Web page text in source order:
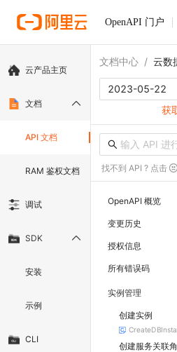
OpenAPI 门户
云产品主页
文档
API 文档
RAM 鉴权文档
调试
SDK
安装
示例
CLI
文档中心 / 云数
2023-05-22
获
找不到 API ? 点击
OpenAPI 概览
变更历史
授权信息
所有错误码
实例管理
创建实例
创建服务关联